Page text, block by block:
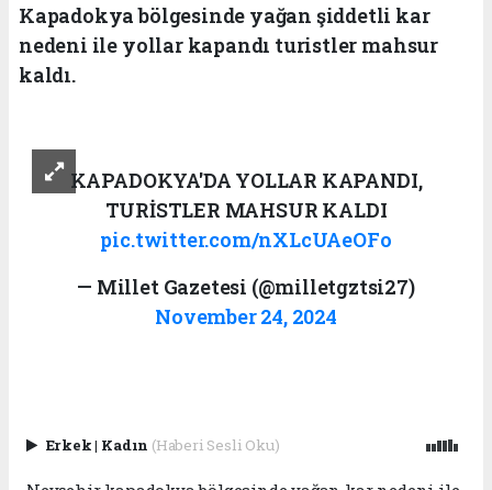
Kapadokya bölgesinde yağan şiddetli kar
nedeni ile yollar kapandı turistler mahsur
kaldı.
KAPADOKYA'DA YOLLAR KAPANDI,
TURİSTLER MAHSUR KALDI
pic.twitter.com/nXLcUAeOFo
— Millet Gazetesi (@milletgztsi27)
November 24, 2024
Erkek| Kadın (Haberi Sesli Oku)